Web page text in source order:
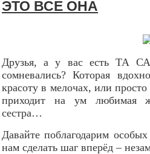
ЭТО ВСЕ ОНА
Друзья, а у вас есть ТА
сомневались? Которая
красоту в мелочах, или
приходит на ум любимая
сестра…
Давайте поблагодарим
нам сделать шаг вперёд –